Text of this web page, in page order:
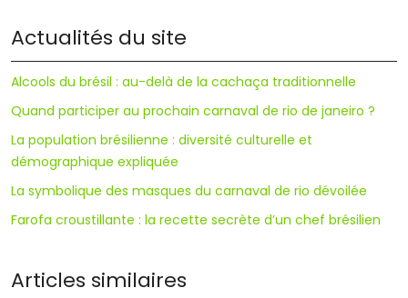
Actualités du site
Alcools du brésil : au-delà de la cachaça traditionnelle
Quand participer au prochain carnaval de rio de janeiro ?
La population brésilienne : diversité culturelle et
démographique expliquée
La symbolique des masques du carnaval de rio dévoilée
Farofa croustillante : la recette secrète d’un chef brésilien
Articles similaires